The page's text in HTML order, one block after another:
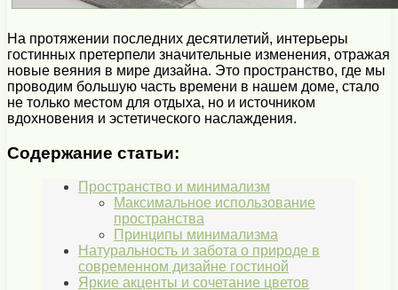
На протяжении последних десятилетий, интерьеры
гостинных претерпели значительные изменения, отражая
новые веяния в мире дизайна. Это пространство, где мы
проводим большую часть времени в нашем доме, стало
не только местом для отдыха, но и источником
вдохновения и эстетического наслаждения.
Содержание статьи:
Пространство и минимализм
Максимальное использование
пространства
Принципы минимализма
Натуральность и забота о природе в
современном дизайне гостиной
Яркие акценты и сочетание цветов